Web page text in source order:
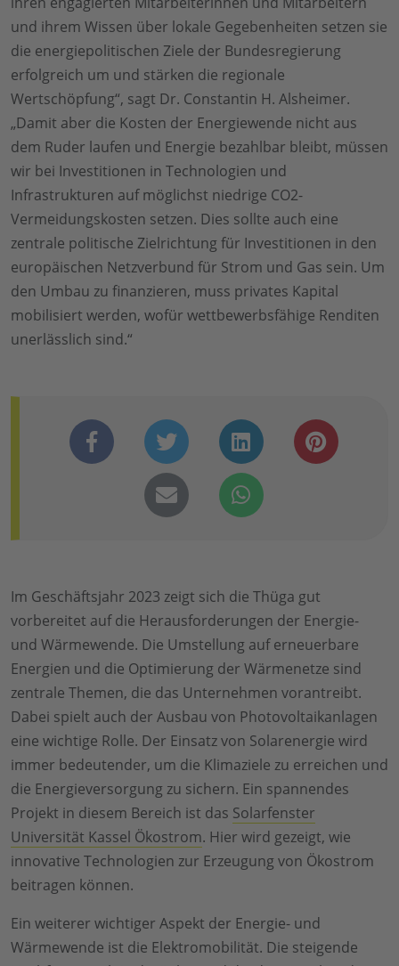
und ihrem Wissen über lokale Gegebenheiten setzen sie
die energiepolitischen Ziele der Bundesregierung
erfolgreich um und stärken die regionale
Wertschöpfung“, sagt Dr. Constantin H. Alsheimer.
„Damit aber die Kosten der Energiewende nicht aus
dem Ruder laufen und Energie bezahlbar bleibt, müssen
wir bei Investitionen in Technologien und
Infrastrukturen auf möglichst niedrige CO2-
Vermeidungskosten setzen. Dies sollte auch eine
zentrale politische Zielrichtung für Investitionen in den
europäischen Netzverbund für Strom und Gas sein. Um
den Umbau zu finanzieren, muss privates Kapital
mobilisiert werden, wofür wettbewerbsfähige Renditen
unerlässlich sind.“
Im Geschäftsjahr 2023 zeigt sich die Thüga gut
vorbereitet auf die Herausforderungen der Energie-
und Wärmewende. Die Umstellung auf erneuerbare
Energien und die Optimierung der Wärmenetze sind
zentrale Themen, die das Unternehmen vorantreibt.
Dabei spielt auch der Ausbau von Photovoltaikanlagen
eine wichtige Rolle. Der Einsatz von Solarenergie wird
immer bedeutender, um die Klimaziele zu erreichen und
die Energieversorgung zu sichern. Ein spannendes
Projekt in diesem Bereich ist das Solarfenster
Universität Kassel Ökostrom. Hier wird gezeigt, wie
innovative Technologien zur Erzeugung von Ökostrom
beitragen können.
Ein weiterer wichtiger Aspekt der Energie- und
Wärmewende ist die Elektromobilität. Die steigende